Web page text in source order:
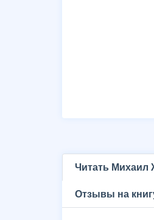
Читать Михаил
Отзывы на